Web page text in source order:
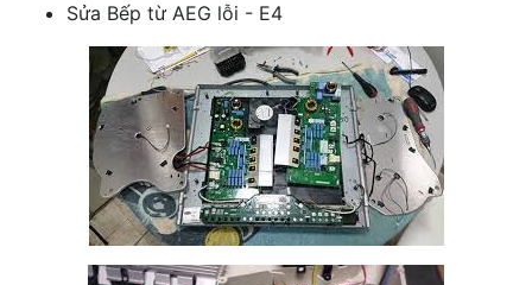
Sửa Bếp từ AEG lỗi - E4